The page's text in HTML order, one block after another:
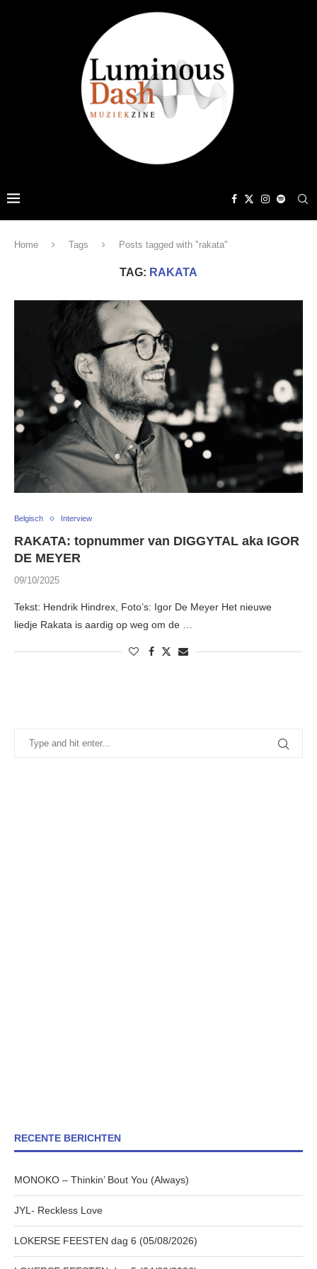
Home Tags Posts tagged with "rakata"
TAG: RAKATA
Belgisch Interview
RAKATA: topnummer van DIGGYTAL aka IGOR
DE MEYER
09/10/2025
Tekst: Hendrik Hindrex, Foto’s: Igor De Meyer Het nieuwe
liedje Rakata is aardig op weg om de …
RECENTE BERICHTEN
MONOKO – Thinkin’ Bout You (Always)
JYL- Reckless Love
LOKERSE FEESTEN dag 6 (05/08/2026)